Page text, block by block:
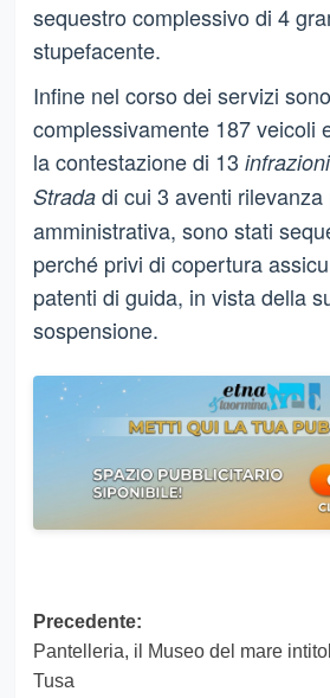
sequestro complessivo di 4
stupefacente.
Infine nel corso dei servizi
complessivamente 187 veicoli
la contestazione di 13
Stradadi cui 3 aventi rilevanza
amministrativa, sono stati
perché privi di copertura
patenti di guida, in vista della
sospensione.
Navigazione
articolo
Precedente:
Pantelleria, il Museo del mare
Tusa